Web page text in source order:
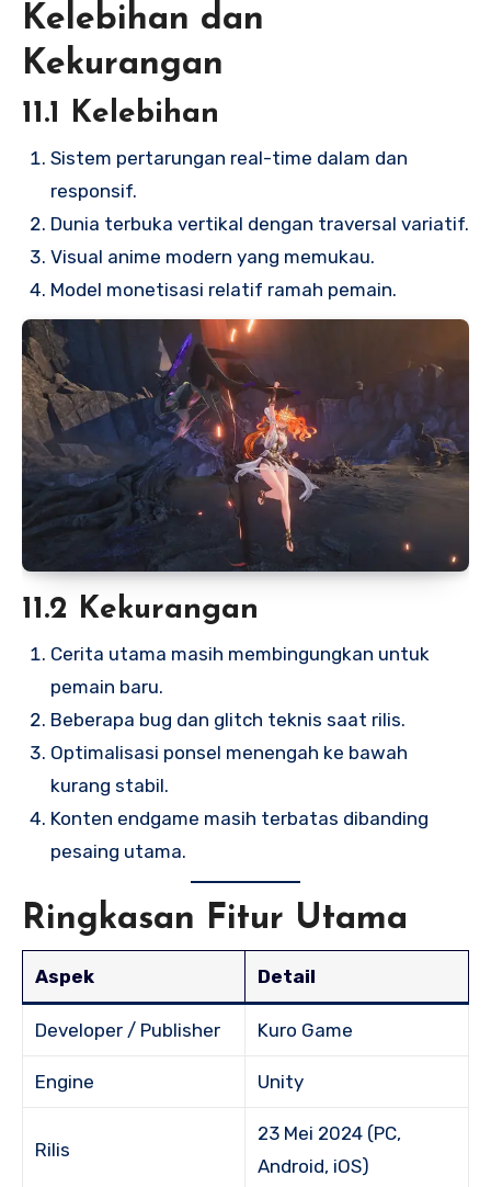
Kelebihan dan
Kekurangan
11.1 Kelebihan
Sistem pertarungan real-time dalam dan
responsif.
Dunia terbuka vertikal dengan traversal variatif.
Visual anime modern yang memukau.
Model monetisasi relatif ramah pemain.
11.2 Kekurangan
Cerita utama masih membingungkan untuk
pemain baru.
Beberapa bug dan glitch teknis saat rilis.
Optimalisasi ponsel menengah ke bawah
kurang stabil.
Konten endgame masih terbatas dibanding
pesaing utama.
Ringkasan Fitur Utama
Aspek Detail
Developer / Publisher Kuro Game
Engine Unity
Rilis
23 Mei 2024 (PC,
Android, iOS)